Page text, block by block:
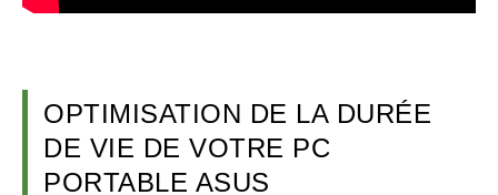
OPTIMISATION DE LA DURÉE
DE VIE DE VOTRE PC
PORTABLE ASUS